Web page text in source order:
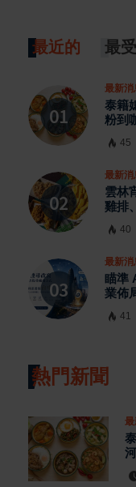
最近的 最
最新消
泰籍
粉到
45
最新消
雲林
雞排
40
最新消
瞄準
業佈
41
熱門新聞